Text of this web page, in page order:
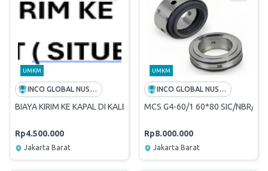
UMKM
INCO GLOBAL NUSANTARA
BIAYA KIRIM KE KAPAL DI KALBUT (SITUBONDO)
Rp4.500.000
Jakarta Barat
UMKM
INCO GLOBAL NUSANTARA
MCS G4-60/1 60*80 SIC/NBR/
Rp8.000.000
Jakarta Barat